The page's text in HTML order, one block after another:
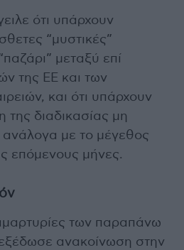
ότι υπάρχουν
“μυστικές”
μεταξύ επί
της ΕΕ και των
και ότι υπάρχουν
της διαδικασίας μη
ανάλογα με το μέγεθος
επόμενους μήνες.
των παραπάνω
ανακοίνωση στην